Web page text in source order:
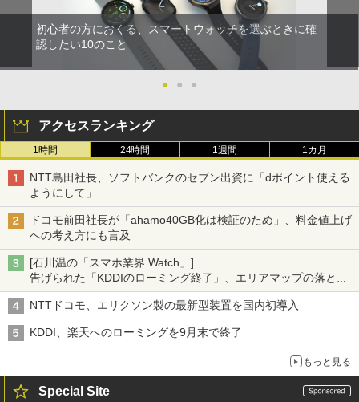
初心者の方におくる、スマートウォッチを選ぶときに確
認したい10のこと
● ● ●
アクセスランキング
1時間 24時間 1週間 1カ月
NTT島田社長、ソフトバンクのセブン出資に「dポイント使える
ようにして」
ドコモ前田社長が「ahamo40GB化は検証のため」、料金値上げ
への考え方にも言及
[石川温の「スマホ業界 Watch」]
告げられた「KDDIのローミング終了」、エリアマップの落とし
穴と楽天モバイルの課題
NTTドコモ、エリクソン製の最新型装置を国内初導入
KDDI、楽天へのローミングを9月末で終了
もっと見る
Special Site